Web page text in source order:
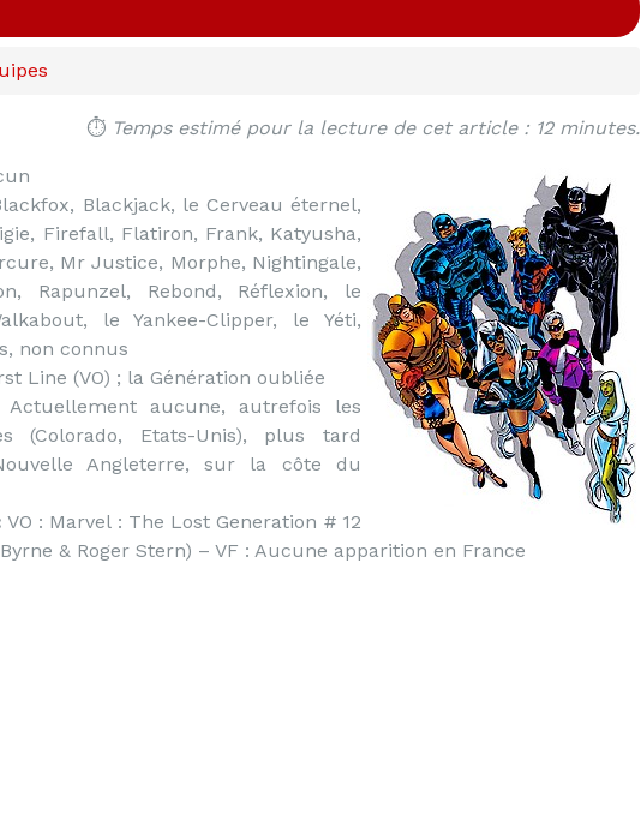
⏱️ Temps estimé pour la lecture de cet article : 12 minutes.
Blackjack, le Cerveau éternel,
Firefall, Flatiron, Frank, Katyusha,
Mr Justice, Morphe, Nightingale,
Rapunzel, Rebond, Réflexion, le
le Yankee-Clipper, le Yéti,
non connus
Line (VO) ; la Génération oubliée
Actuellement aucune, autrefois les
(Colorado, Etats-Unis), plus tard
Angleterre, sur la côte du
VO : Marvel : The Lost Generation # 12
& Roger Stern) – VF : Aucune apparition en France